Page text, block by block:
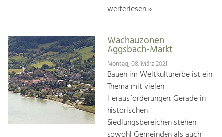
weiterlesen »
Wachauzonen
Aggsbach-Markt
Montag, 08. März 2021
Bauen im Weltkulturerbe ist ein
Thema mit vielen
Herausforderungen. Gerade in
historischen
Siedlungsbereichen stehen